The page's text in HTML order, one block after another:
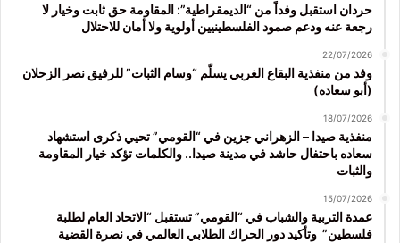
حردان استقبل وفداً من “الديمقراطية”: المقاومة حق ثابت وخيار لا
رجعة عنه ودعم صمود الفلسطينيين أولوية ولا أمان للاحتلال
22/07/2026
وفد من منفذية البقاع الغربي يسلّم “وسام الثبات” للرفيق نصر الزحلان
(أبو سعاده)
18/07/2026
منفذية صيدا – الزهراني جزين في “القومي” تحيي ذكرى استشهاد
سعاده باحتفال حاشد في مدينة صيدا.. والكلمات تؤكد خيار المقاومة
والثبات
15/07/2026
عمدة التربية والشباب في “القومي” تستقبل “الاتحاد العام لطلبة
فلسطين” وتأكيد دور الحراك الطلابي العالمي في نصرة القضية